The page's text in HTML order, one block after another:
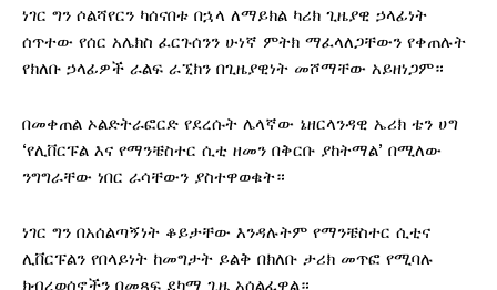
ነገር ግን ሶልሻየርን ካሰናበቱ በኋላ ለማይክል ካሪክ ጊዜያዊ ኃላፊነት
ሰጥተው የሰር አሌክስ ፈርጉሰንን ሁነኛ ምትክ ማፈላለጋቸውን የቀጠሉት
የክለቡ ኃላፊዎች ራልፍ ራኚክን በጊዜያዊነት መሾማቸው አይዘነጋም።
በመቀጠል ኦልድትራፎርድ የደረሱት ሌላኛው ኔዘርላንዳዊ ኤሪክ ቴን ሀግ
‘የሊቨርፑል እና የማንቼስተር ሲቲ ዘመን በቅርቡ ያከትማል’ በሚለው
ንግግራቸው ነበር ራሳቸውን ያስተዋወቁት።
ነገር ግን በአሰልጣኝነት ቆይታቸው እንዳሉትም የማንቼስተር ሲቲና
ሊቨርፑልን የበላይነት ከመግታት ይልቅ በክለቡ ታሪክ መጥፎ የሚባሉ
ክብረወሰኖችን በመጻፍ ደካማ ጊዜ አሰልፈዋል።